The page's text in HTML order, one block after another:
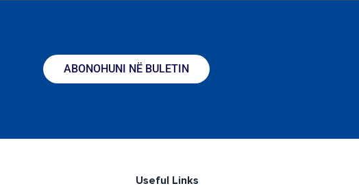
ABONOHUNI NË BULETIN
Useful Links